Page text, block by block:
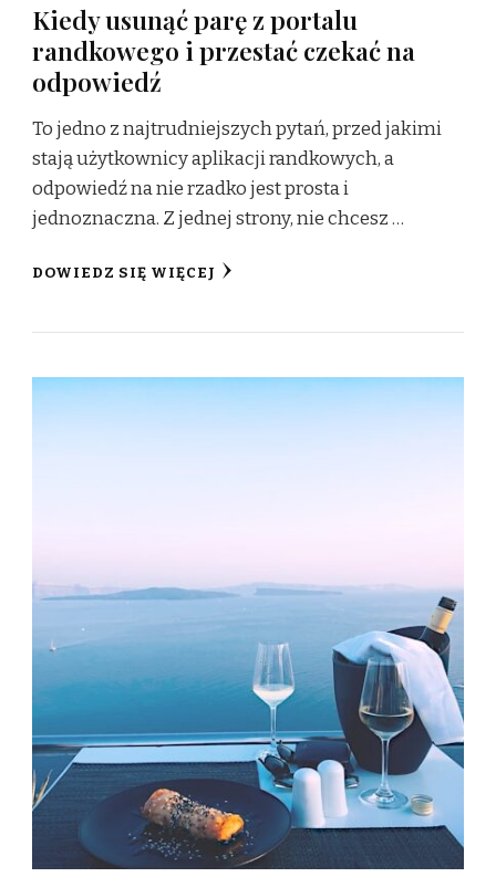
Kiedy usunąć parę z portalu
randkowego i przestać czekać na
odpowiedź
To jedno z najtrudniejszych pytań, przed jakimi
stają użytkownicy aplikacji randkowych, a
odpowiedź na nie rzadko jest prosta i
jednoznaczna. Z jednej strony, nie chcesz …
DOWIEDZ SIĘ WIĘCEJ